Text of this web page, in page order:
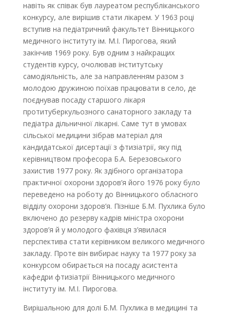
навіть як співак був лауреатом республіканського
конкурсу, але вирішив стати лікарем. У 1963 році
вступив на педіатричний факультет Вінницького
медичного інституту ім. М.І. Пирогова, який
закінчив 1969 року. Був одним з найкращих
студентів курсу, очолював інститутську
самодіяльність, але за направленням разом з
молодою дружиною поїхав працювати в село, де
поєднував посаду старшого лікаря
протитуберкульозного санаторного закладу та
педіатра дільничної лікарні. Саме тут в умовах
сільської медицини зібрав мате­ріал для
кандидатської дисертації з фтизіатрії, яку під
керівництвом професора Б.А. Березовського
захистив 1977 року. Як здібного організатора
практичної охорони здоров’я його 1976 року було
переведено на роботу до Вінницького обласного
відділу охорони здоров’я. Пізніше Б.М. Пухлика було
включено до резерву кадрів міністра охорони
здоров’я й у молодого фахівця з’явилася
перспектива стати керівником великого медичного
закладу. Проте він вибирає науку та 1977 року за
конкурсом обирається на посаду асистента
кафедри фтизіатрії Вінницького медичного
інституту ім. М.І. Пирогова.
Вирішальною для долі Б.М. Пухлика в медицині та